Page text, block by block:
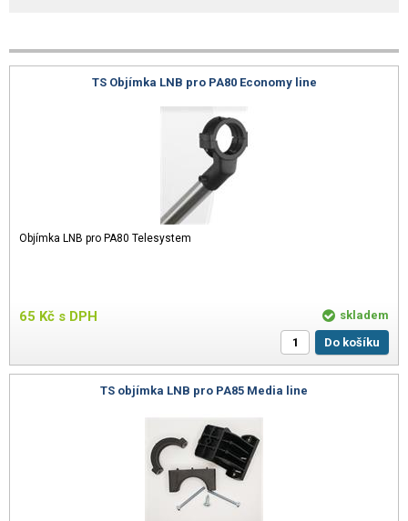
TS Objímka LNB pro PA80 Economy line
Objímka LNB pro PA80 Telesystem
65 Kč s DPH
skladem
Do košíku
TS objímka LNB pro PA85 Media line